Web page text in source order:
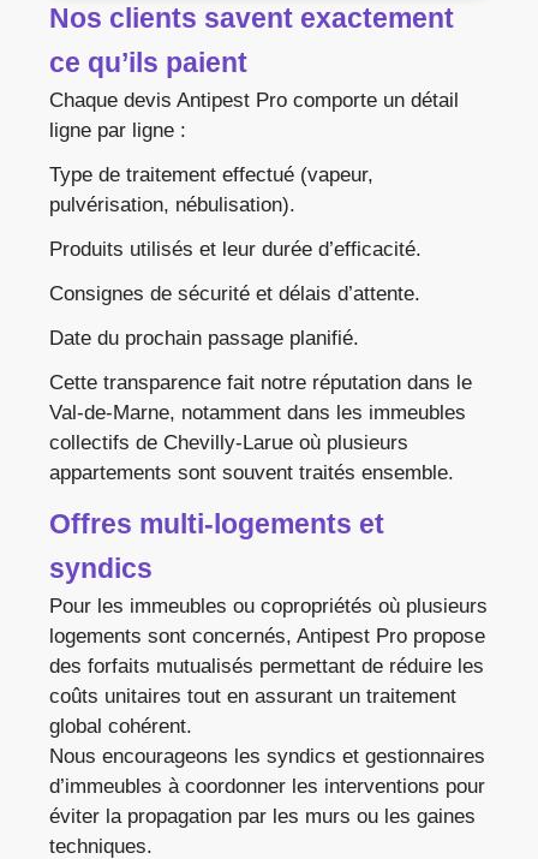
Nos clients savent exactement
ce qu’ils paient
Chaque devis Antipest Pro comporte un détail
ligne par ligne :
Type de traitement effectué (vapeur,
pulvérisation, nébulisation).
Produits utilisés et leur durée d’efficacité.
Consignes de sécurité et délais d’attente.
Date du prochain passage planifié.
Cette transparence fait notre réputation dans le
Val-de-Marne, notamment dans les immeubles
collectifs de Chevilly-Larue où plusieurs
appartements sont souvent traités ensemble.
Offres multi-logements et
syndics
Pour les immeubles ou copropriétés où plusieurs
logements sont concernés, Antipest Pro propose
des forfaits mutualisés permettant de réduire les
coûts unitaires tout en assurant un traitement
global cohérent.
Nous encourageons les syndics et gestionnaires
d’immeubles à coordonner les interventions pour
éviter la propagation par les murs ou les gaines
techniques.